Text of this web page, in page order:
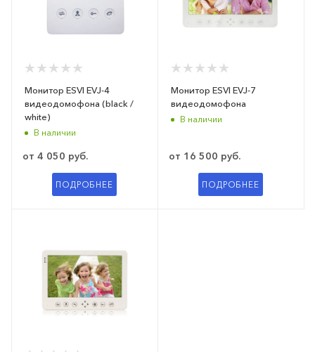
Монитор ESVI EVJ-4
видеодомофона (black /
white)
В наличии
от 4 050 руб.
ПОДРОБНЕЕ
Монитор ESVI EVJ-7
видеодомофона
В наличии
от 16 500 руб.
ПОДРОБНЕЕ